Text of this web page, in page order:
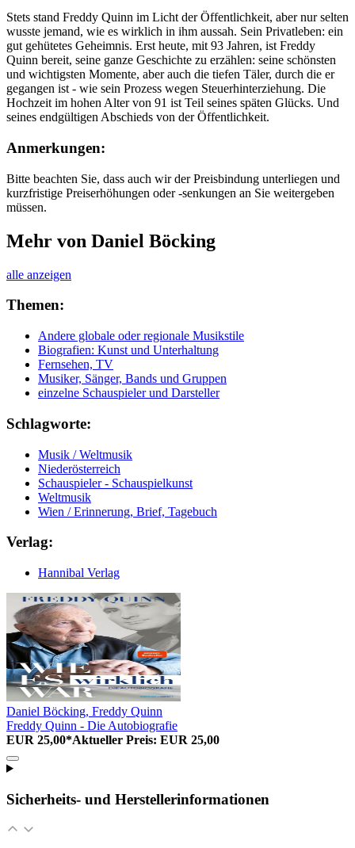
Stets stand Freddy Quinn im Licht der Öffentlichkeit, aber nur selten
wusste jemand, wie es wirklich in ihm aussah. Sein Privatleben: ein
gut gehütetes Geheimnis. Erst heute, mit 93 Jahren, ist Freddy
Quinn bereit, seine ganze Geschichte zu erzählen: seine schönsten
und wichtigsten Momente, aber auch die tiefen Täler, durch die er
gegangen ist - wie sein Prozess wegen Steuerhinterziehung. Die
Hochzeit im hohen Alter von 91 ist Teil seines späten Glücks. Und
seines endgültigen Abschieds von der Öffentlichkeit.
Anmerkungen:
Bitte beachten Sie, dass auch wir der Preisbindung unterliegen und
kurzfristige Preiserhöhungen oder -senkungen an Sie weitergeben
müssen.
Mehr von Daniel Böcking
alle anzeigen
Themen:
Andere globale oder regionale Musikstile
Biografien: Kunst und Unterhaltung
Fernsehen, TV
Musiker, Sänger, Bands und Gruppen
einzelne Schauspieler und Darsteller
Schlagworte:
Musik / Weltmusik
Niederösterreich
Schauspieler - Schauspielkunst
Weltmusik
Wien / Erinnerung, Brief, Tagebuch
Verlag:
Hannibal Verlag
Daniel Böcking, Freddy Quinn
Freddy Quinn - Die Autobiografie
EUR 25,00*Aktueller Preis: EUR 25,00
Sicherheits- und Herstellerinformationen